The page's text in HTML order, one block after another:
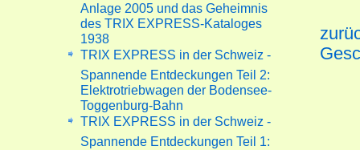
Anlage 2005 und das Geheimnis
des TRIX EXPRESS-Kataloges
1938
TRIX EXPRESS in der Schweiz -
Spannende Entdeckungen Teil 2:
Elektrotriebwagen der Bodensee-
Toggenburg-Bahn
TRIX EXPRESS in der Schweiz -
Spannende Entdeckungen Teil 1: